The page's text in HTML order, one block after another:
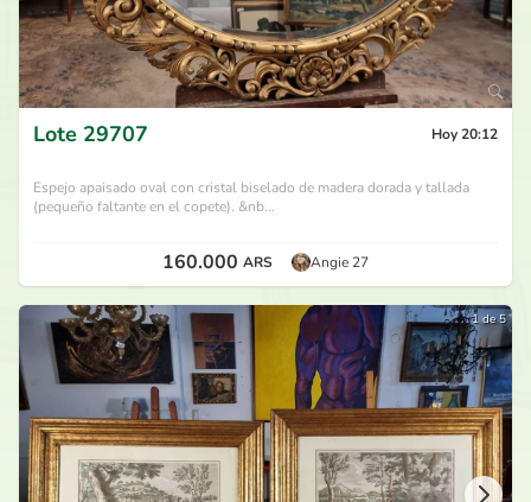
Lote 29707 Hoy 20:12
Espejo apaisado oval con cristal biselado de madera dorada y tallada
(pequeño faltante en el copete). &nb...
160.000 ARS Angie 27
1 de 5